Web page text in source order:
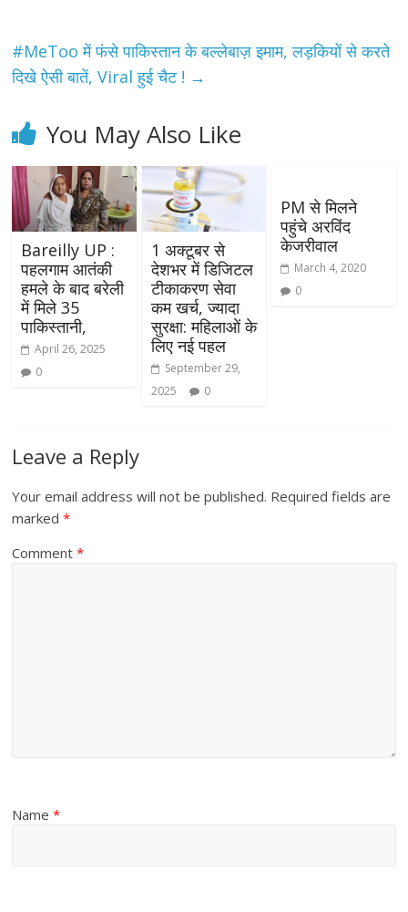
#MeToo में फंसे पाकिस्तान के बल्लेबाज़ इमाम, लड़कियों से करते
दिखे ऐसी बातें, Viral हुई चैट ! →
You May Also Like
Bareilly UP :
पहलगाम आतंकी
हमले के बाद बरेली
में मिले 35
पाकिस्तानी,
April 26, 2025
0
1 अक्टूबर से
देशभर में डिजिटल
टीकाकरण सेवा
कम खर्च, ज्यादा
सुरक्षा: महिलाओं के
लिए नई पहल
September 29,
2025
0
PM से मिलने
पहुंचे अरविंद
केजरीवाल
March 4, 2020
0
Leave a Reply
Your email address will not be published. Required fields are
marked*
Comment*
Name*